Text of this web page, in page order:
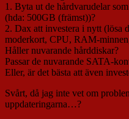
1. Byta ut de hårdvarudelar
(hda: 500GB (främst))?
2. Dax att investera i nytt (lösa
moderkort, CPU, RAM-
Håller nuvarande hårddiskar?
Passar de nuvarande SATA-
Eller, är det bästa att även
Svårt, då jag inte vet om
uppdateringarna…?